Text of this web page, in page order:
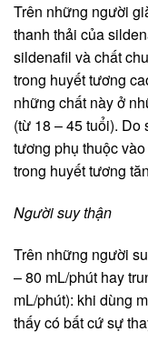
Trên những người
thanh thải của
sildenafil và chất
trong huyết tương
những chất này ở
(từ 18 – 45 tuổi).
tương phụ thuộc
trong huyết tương
Người suy thận
Trên những người
– 80 mL/phút hay
mL/phút): khi dùng
thấy có bất cứ sự